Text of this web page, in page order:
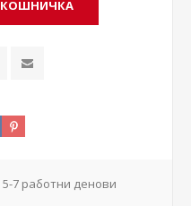
5-7 работни денови